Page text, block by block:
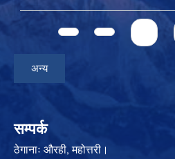
Pages
अन्य
सम्पर्क
ठेगानाः औरही, महोत्तरी।